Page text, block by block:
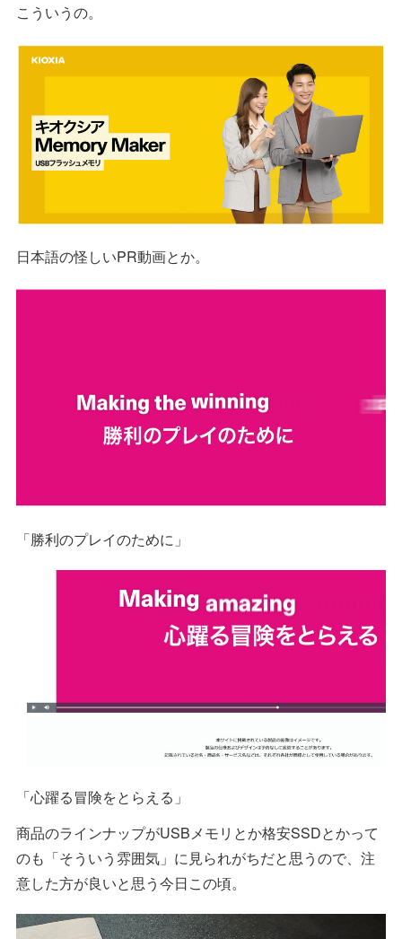
こういうの。
日本語の怪しいPR動画とか。
「勝利のプレイのために」
「心躍る冒険をとらえる」
商品のラインナップがUSBメモリとか格安SSDとかって
のも「そういう雰囲気」に見られがちだと思うので、注
意した方が良いと思う今日この頃。